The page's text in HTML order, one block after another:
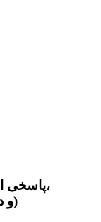
(پاسخی از منظر روان‌شناسی خشونت،
و درسی برای همه‌ی جوامع)